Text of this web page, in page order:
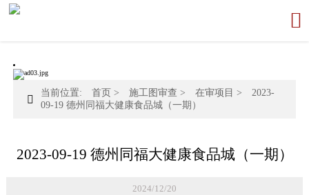


当前位置: 首页 > 施工图审查 > 在审项目 >
2023-
09-19 德州同福大健康食品城（一期）
2023-09-19 德州同福大健康食品城（一期）
2024/12/20